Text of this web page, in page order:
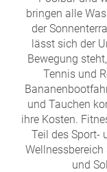
bringen alle
der
lässt sich der
Bewegung
Tennis und
und Tauchen
ihre Kosten.
Teil des Sport-
und